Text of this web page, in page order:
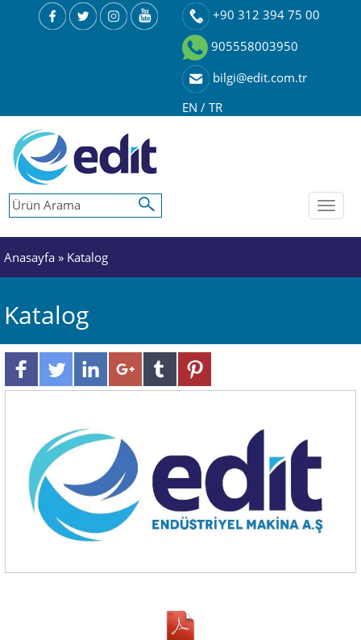
+90 312 394 75 00
905558003950
bilgi@edit.com.tr
EN / TR
Toggle
Anasayfa » Katalog
Katalog